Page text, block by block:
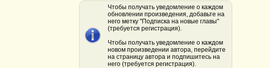
Чтобы получать уведомление о каждом
обновлении произведения, добавьте на
него метку "Подписка на новые главы"
(требуется регистрация).
Чтобы получать уведомление о каждом
новом произведении автора, перейдите
на страницу автора и подпишитесь на
него (требуется регистрация).